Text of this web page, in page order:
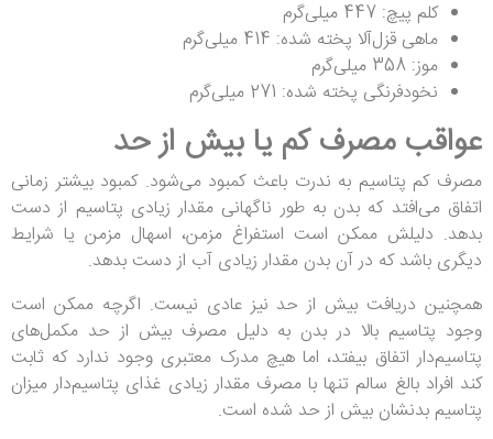
کلم پیچ: 447 میلی‌گرم
ماهی قزل‌آلا پخته شده: 414 میلی‌گرم
موز: 358 میلی‌گرم
نخود‌فرنگی پخته شده: 271 میلی‌گرم
عواقب مصرف کم یا بیش از حد
مصرف کم پتاسیم به ندرت باعث کمبود می‌شود. کمبود بیشتر زمانی
اتفاق می‌افتد که بدن به طور ناگهانی مقدار زیادی پتاسیم از دست
بدهد. دلیلش ممکن است استفراغ مزمن، اسهال مزمن یا شرایط
دیگری باشد که در آن بدن مقدار زیادی آب از دست بدهد.
همچنین دریافت بیش از حد نیز عادی نیست. اگرچه ممکن است
وجود پتاسیم بالا در بدن به دلیل مصرف بیش از حد مکمل‌های
پتاسیم‌دار اتفاق بیفتد، اما هیچ مدرک معتبری وجود ندارد که ثابت
کند افراد بالغ سالم تنها با مصرف مقدار زیادی غذای پتاسیم‌دار میزان
پتاسیم بدنشان بیش از حد شده است.